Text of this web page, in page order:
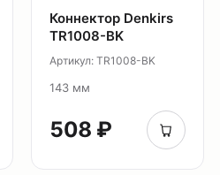
Коннектор Denkirs
TR1008-BK
Артикул: TR1008-BK
143 мм
508 ₽